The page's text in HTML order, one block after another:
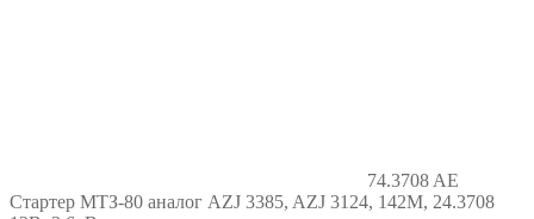
74.3708 AE
Стартер МТЗ-80 аналог AZJ 3385, AZJ 3124, 142М, 24.3708